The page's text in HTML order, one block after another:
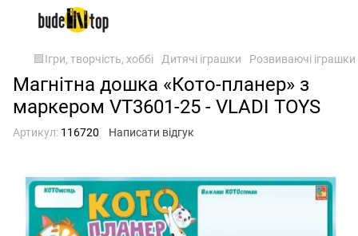
🟪Ігри, творчість, хоббі Дитячі іграшки Розвиваючі іграшки
Магнітна дошка «Кото-планер» з
маркером VT3601-25 - VLADI TOYS
Артикул: 116720 Написати відгук